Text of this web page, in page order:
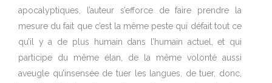
apocalyptiques, l’auteur s’efforce de faire prendre la
mesure du fait que c’est la même peste qui défait tout ce
qu’il y a de plus humain dans l’humain actuel, et qui
participe du même élan, de la même volonté aussi
aveugle qu’insensée de tuer les langues, de tuer, donc,